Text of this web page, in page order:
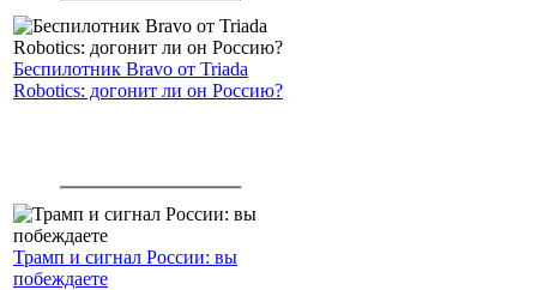
Беспилотник Bravo от Triada
Robotics: догонит ли он Россию?
Трамп и сигнал России: вы
побеждаете